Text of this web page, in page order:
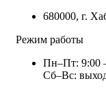
680000, г.
Режим работы
Пн–Пт: 9:00
Сб–Вс: